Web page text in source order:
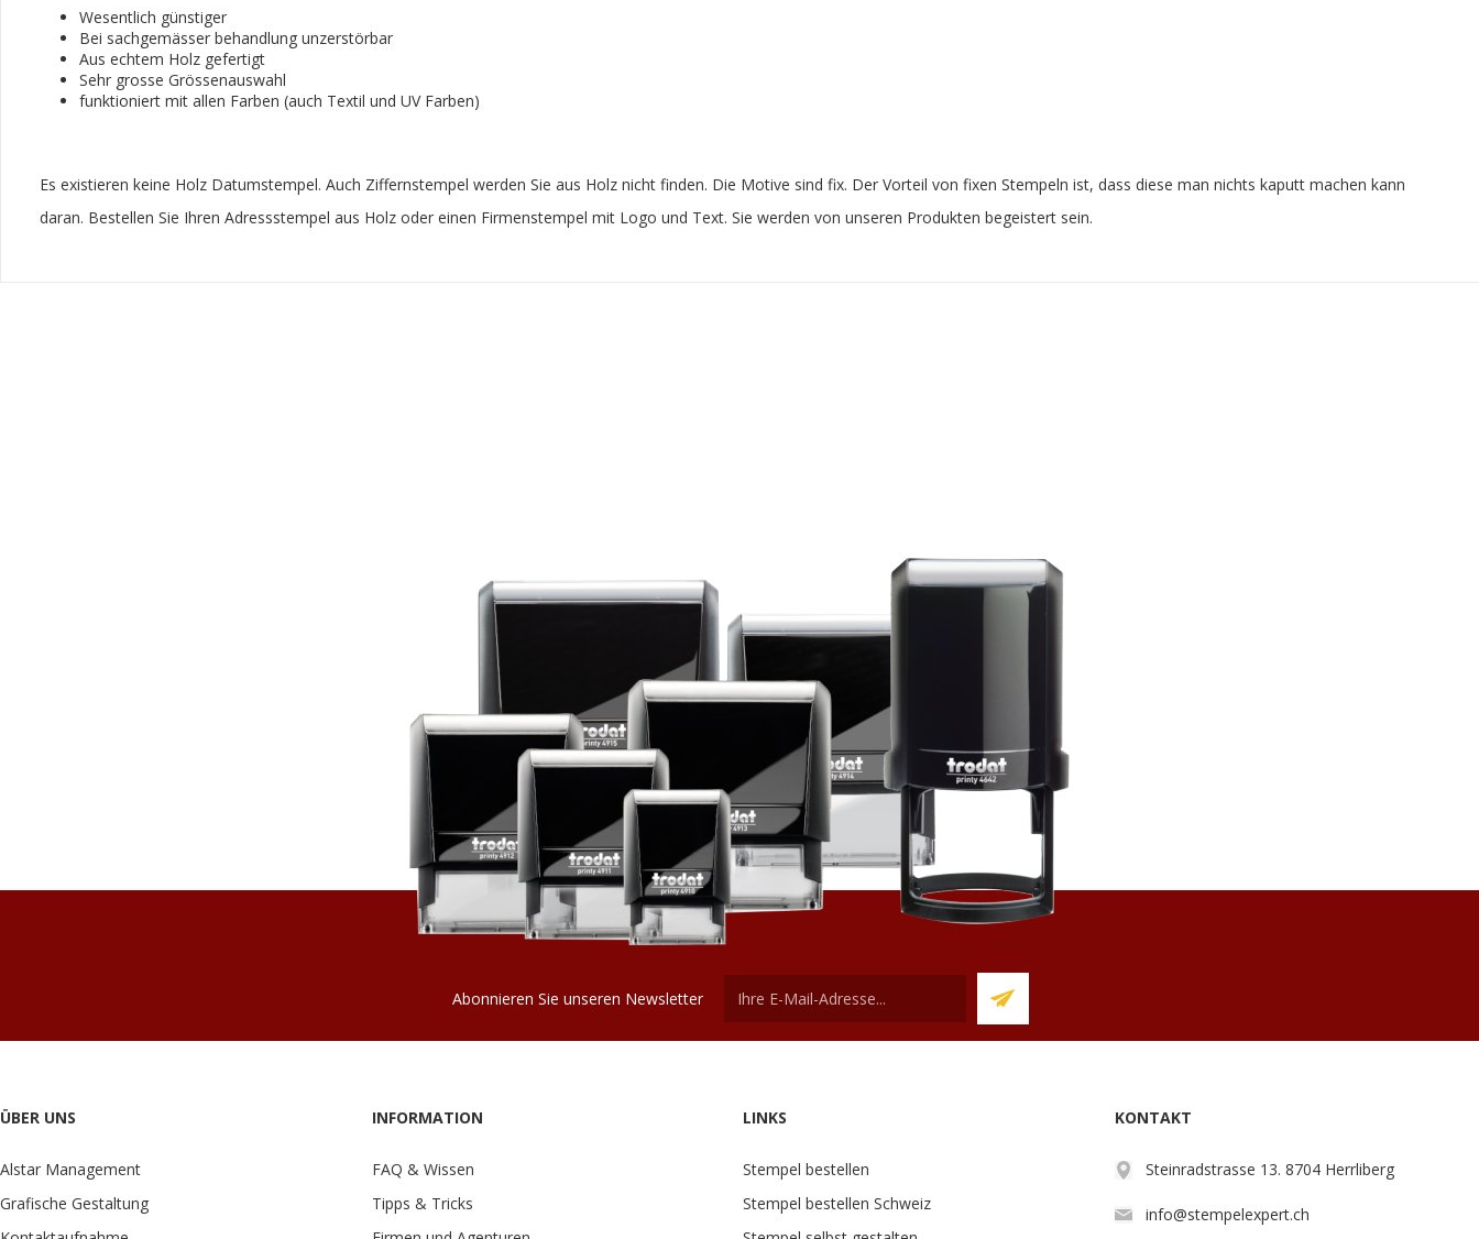
Wesentlich günstiger
Bei sachgemässer behandlung unzerstörbar
Aus echtem Holz gefertigt
Sehr grosse Grössenauswahl
funktioniert mit allen Farben (auch Textil und UV Farben)
Es existieren keine Holz Datumstempel. Auch Ziffernstempel werden Sie aus Holz nicht finden. Die Motive sind fix. Der Vorteil von fixen Stempeln ist, dass diese man nichts kaputt machen kann
daran. Bestellen Sie Ihren Adressstempel aus Holz oder einen Firmenstempel mit Logo und Text. Sie werden von unseren Produkten begeistert sein.
Abonnieren Sie unseren Newsletter
ÜBER UNS
Alstar Management
Grafische Gestaltung
INFORMATION
FAQ & Wissen
Tipps & Tricks
LINKS
Stempel bestellen
Stempel bestellen Schweiz
KONTAKT
Steinradstrasse 13. 8704 Herrliberg
info@stempelexpert.ch